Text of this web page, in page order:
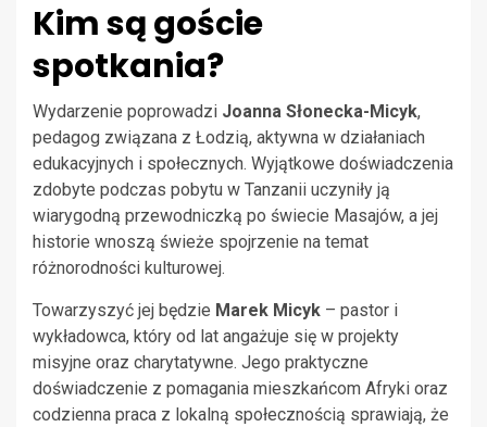
Kim są goście
spotkania?
Wydarzenie poprowadzi Joanna Słonecka-Micyk,
pedagog związana z Łodzią, aktywna w działaniach
edukacyjnych i społecznych. Wyjątkowe doświadczenia
zdobyte podczas pobytu w Tanzanii uczyniły ją
wiarygodną przewodniczką po świecie Masajów, a jej
historie wnoszą świeże spojrzenie na temat
różnorodności kulturowej.
Towarzyszyć jej będzie Marek Micyk – pastor i
wykładowca, który od lat angażuje się w projekty
misyjne oraz charytatywne. Jego praktyczne
doświadczenie z pomagania mieszkańcom Afryki oraz
codzienna praca z lokalną społecznością sprawiają, że